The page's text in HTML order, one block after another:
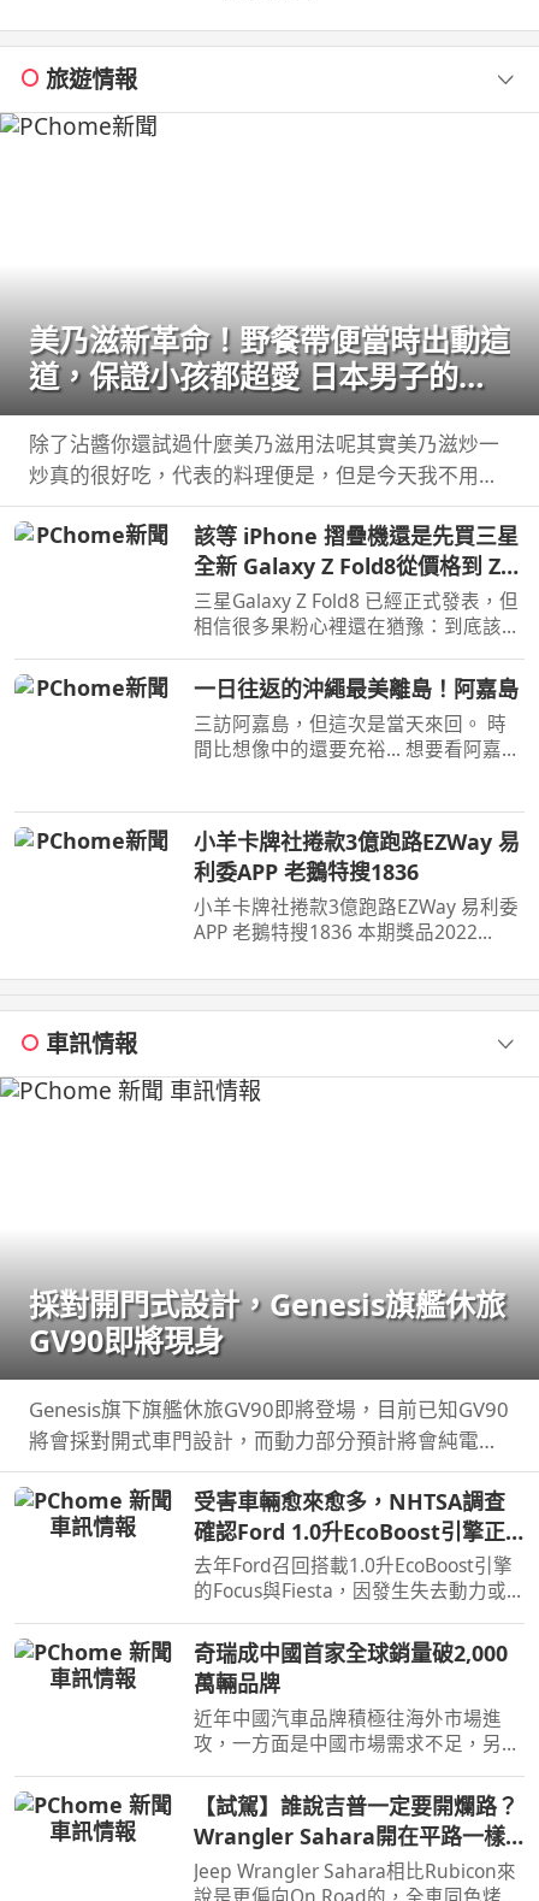
旅遊情報
美乃滋新革命！野餐帶便當時出動這
道，保證小孩都超愛 日本男子的家
庭料理 TASTY NOTE
除了沾醬你還試過什麼美乃滋用法呢其實美乃滋炒一
炒真的很好吃，代表的料理便是，但是今天我不用蝦
仁，改成 ...
該等 iPhone 摺疊機還是先買三星
全新 Galaxy Z Fold8從價格到 Z
Fold8 開箱上手分析
三星Galaxy Z Fold8 已經正式發表，但
相信很多果粉心裡還在猶豫：到底該現
摺疊機 在這部 ...
一日往返的沖繩最美離島！阿嘉島
三訪阿嘉島，但這次是當天來回。 時
間比想像中的還要充裕... 想要看阿嘉島
小羊卡牌社捲款3億跑路EZWay 易
利委APP 老鵝特搜1836
小羊卡牌社捲款3億跑路EZWay 易利委
APP 老鵝特搜1836 本期獎品2022
日 ...
車訊情報
採對開門式設計，Genesis旗艦休旅
GV90即將現身
Genesis旗下旗艦休旅GV90即將登場，目前已知GV90
將會採對開式車門設計，而動力部分預計將會純電系
統。
受害車輛愈來愈多，NHTSA調查
確認Ford 1.0升EcoBoost引擎正
時皮帶會產生碎屑導致引擎鎖死
去年Ford召回搭載1.0升EcoBoost引擎
的Focus與Fiesta，因發生失去動力或
引擎鎖死情況，對此NHTSA也進入調
查，之後甚至還擴大範圍和技術工程分
析，如今則確認原因了。
奇瑞成中國首家全球銷量破2,000
萬輛品牌
近年中國汽車品牌積極往海外市場進
攻，一方面是中國市場需求不足，另一
全球累積銷量突破2,000萬輛，也是第
一家達此成績的中國汽車品牌。
【試駕】誰說吉普一定要開爛路？
Wrangler Sahara開在平路一樣
順！
Jeep Wrangler Sahara相比Rubicon來